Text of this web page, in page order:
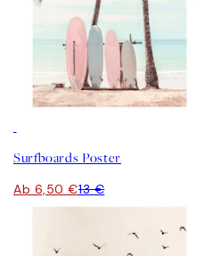
Surfboards Poster
Ab 6,50 €13 €